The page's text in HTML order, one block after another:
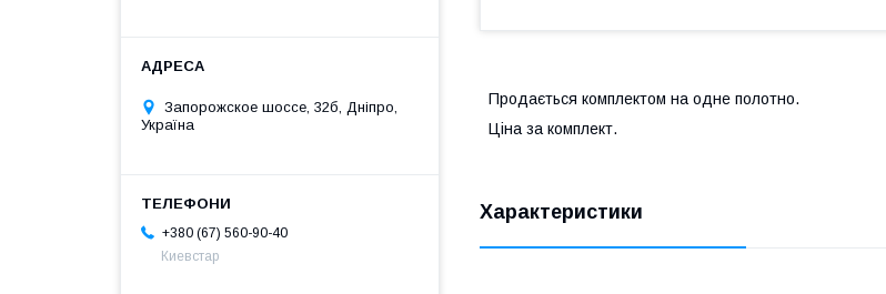
Продається комплектом на одне полотно.
Ціна за комплект.
Характеристики
Запорожское шоссе, 32б, Дніпро,
Україна
+380 (67) 560-90-40
Киевстар